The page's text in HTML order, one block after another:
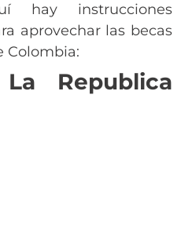
hay instrucciones
aprovechar las becas
Colombia:
Republica